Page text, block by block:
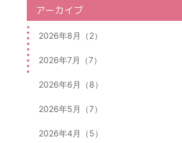
アーカイブ
2026年8月（2）
2026年7月（7）
2026年6月（8）
2026年5月（7）
2026年4月（5）